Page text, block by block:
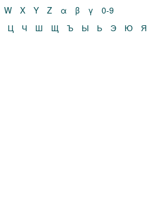
W X Y Z α β γ
0-9
Ц Ч Ш Щ Ъ Ы Ь Э Ю Я